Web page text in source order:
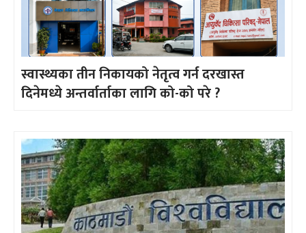
स्वास्थ्यका तीन निकायको नेतृत्व गर्न दरखास्त
दिनेमध्ये अन्तर्वार्ताका लागि को-को परे ?